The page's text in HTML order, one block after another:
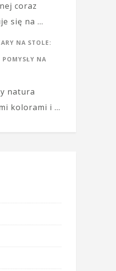
coraz
się na …
NA STOLE:
POMYSŁY NA
natura
kolorami i …